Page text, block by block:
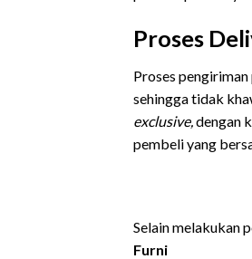
Proses
Proses
sehingga tidak
exclusive,dengan
pembeli yang
Selain melakukan
Furni